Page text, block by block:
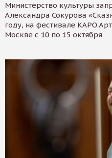
Министерство культуры
Александра Сокурова
году, на фестивале
Москве с 10 по 15 октября